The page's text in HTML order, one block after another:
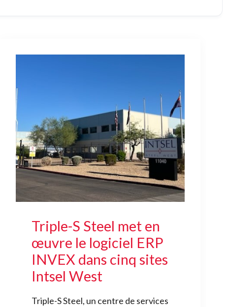
Triple-S Steel met en
œuvre le logiciel ERP
INVEX dans cinq sites
Intsel West
Triple-S Steel, un centre de services